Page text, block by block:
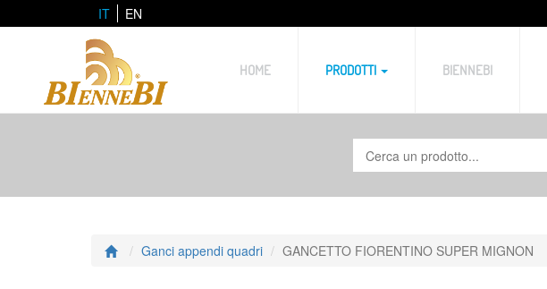
IT EN
HOME PRODOTTI BIENNEBI
Ganci appendi quadri GANCETTO FIORENTINO SUPER MIGNON